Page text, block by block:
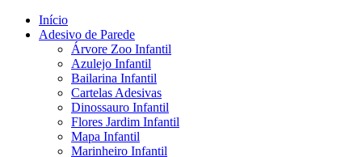
Início
Adesivo de Parede
Árvore Zoo Infantil
Azulejo Infantil
Bailarina Infantil
Cartelas Adesivas
Dinossauro Infantil
Flores Jardim Infantil
Mapa Infantil
Marinheiro Infantil